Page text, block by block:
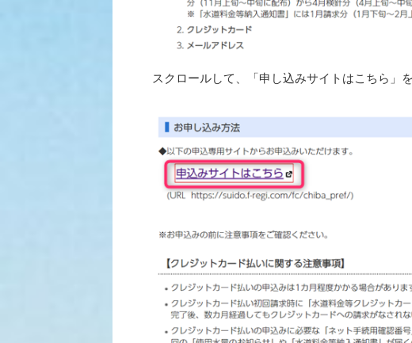
スクロールして、「申し込みサイトはこちら」